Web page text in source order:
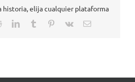
historia, elija cualquier plataforma
RedditLinkedInTumblr Pinterest
Vk
Correo